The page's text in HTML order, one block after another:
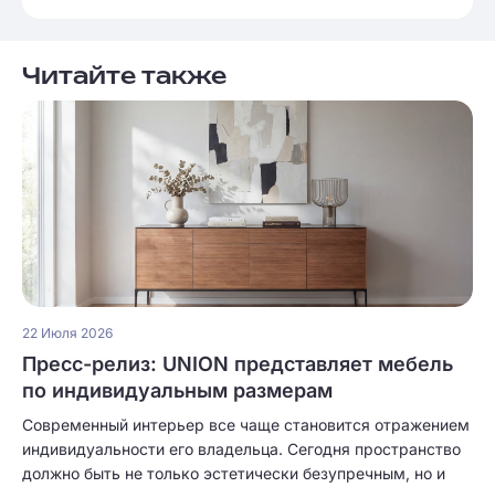
Читайте также
22 Июля 2026
Пресс-релиз: UNION представляет мебель
по индивидуальным размерам
Современный интерьер все чаще становится отражением
индивидуальности его владельца. Сегодня пространство
должно быть не только эстетически безупречным, но и